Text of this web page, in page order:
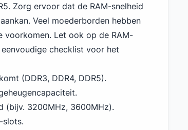
Zorg ervoor dat de RAM-snelheid
Veel moederborden hebben
voorkomen. Let ook op de RAM-
checklist voor het
(DDR3, DDR4, DDR5).
(bijv. 3200MHz, 3600MHz).
slots.